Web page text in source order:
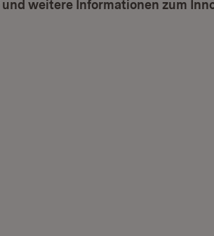
weitere Informationen zum